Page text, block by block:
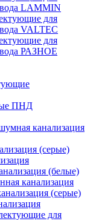
LAMMIN
для
VALTEC
для
РАЗНОЕ
ПНД
канализация
(серые)
(белые)
канализация
(серые)
для